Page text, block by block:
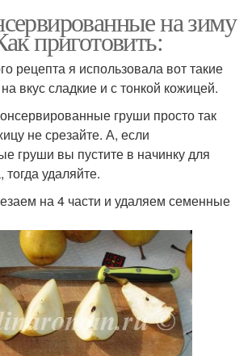
на зиму
приготовить:
рецепта я использовала вот такие
вкус сладкие и с тонкой кожицей.
груши просто так
не срезайте. А, если
груши вы пустите в начинку для
тогда удаляйте.
на 4 части и удаляем семенные